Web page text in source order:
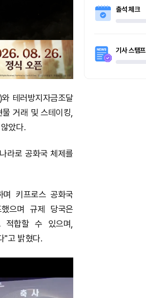
테러방지자금조달
거래 및 스테이킹,
았다.
라로 공화국 체제를
키프로스 공화국
으며 규제 당국은
합할 수 있으며,
"고 밝혔다.
출석 체크
기사 스탬프